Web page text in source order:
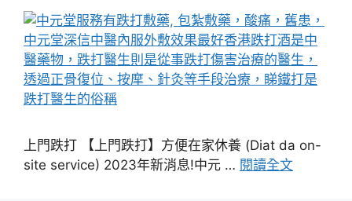
上門跌打 【上門跌打】方便在家休養 (Diat da on-
site service) 2023年新消息!中元 … 閱讀全文